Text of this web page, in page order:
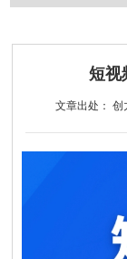
短视
文章出处： 创